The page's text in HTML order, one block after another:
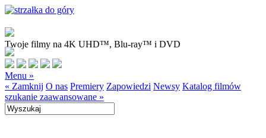
Twoje filmy na 4K UHD™, Blu-ray™ i DVD
Menu »
« Zamknij O nas Premiery Zapowiedzi Newsy Katalog filmów
szukanie zaawansowane »